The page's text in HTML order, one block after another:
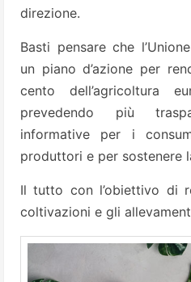
direzione.
Basti pensare che
un piano d’azione per
cento dell’agricoltura
prevedendo più
informative per i
produttori e per sostenere
Il tutto con l’obiettivo di
coltivazioni e gli